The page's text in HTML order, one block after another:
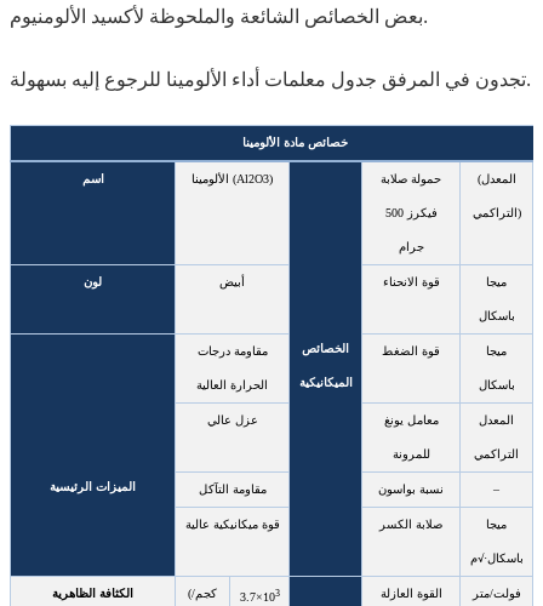
بعض الخصائص الشائعة والملحوظة لأكسيد الألومنيوم.
تجدون في المرفق جدول معلمات أداء الألومينا للرجوع إليه بسهولة.
خصائص مادة الألومينا
اسم الألومينا (Al2O3)
الخصائص
الميكانيكية
حمولة صلابة
فيكرز 500
جرام
(المعدل
التراكمي)
لون أبيض قوة الانحناء ميجا
باسكال
الميزات الرئيسية
مقاومة درجات
الحرارة العالية
قوة الضغط ميجا
باسكال
عزل عالي معامل يونغ
للمرونة
المعدل
التراكمي
مقاومة التآكل نسبة بواسون –
قوة ميكانيكية عالية صلابة الكسر ميجا
باسكال·√م
الكثافة الظاهرية (كجم/ 3.7×103 القوة العازلة فولت/متر